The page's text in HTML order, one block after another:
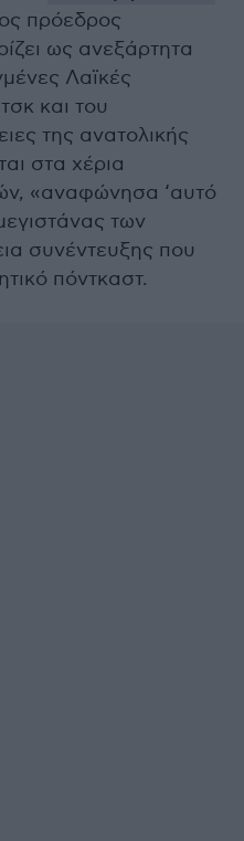
πρόεδρος
ως ανεξάρτητα
Λαϊκές
και του
της ανατολικής
στα χέρια
«αναφώνησα ‘αυτό
των
συνέντευξης που
πόντκαστ.